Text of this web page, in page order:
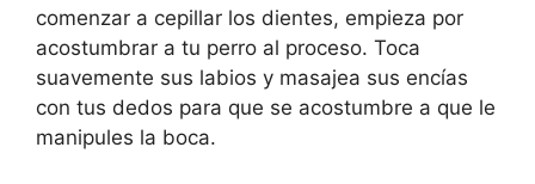
comenzar a cepillar los dientes, empieza por
acostumbrar a tu perro al proceso. Toca
suavemente sus labios y masajea sus encías
con tus dedos para que se acostumbre a que le
manipules la boca.